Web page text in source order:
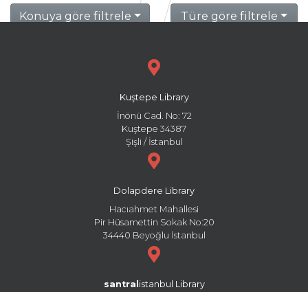
Konuya göre filtrele Türe göre filtrele
Kuştepe Library
İnönü Cad. No: 72
Kuştepe 34387
Şişli / İstanbul
Dolapdere Library
Hacıahmet Mahallesi
Pir Hüsamettin Sokak No:20
34440 Beyoğlu İstanbul
santral istanbul Library